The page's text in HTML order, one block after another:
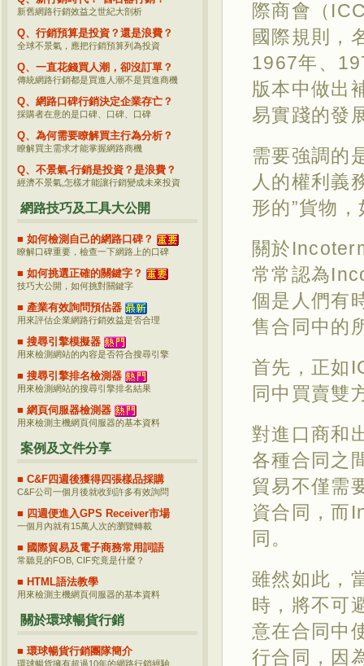
際商會（
國際規則，
1967年、
版本中做出
易實踐的發
需要強調的
人的權利義
形的”貨物
關於
常常認為
個是人們有
售合同中的
首先，正如
同中買賣雙
對進口商和
各種合同之
貿易不僅需
資合同，而
同。
雖然如此，
時，將不可
意在合同中
行合同，因
新舊網路行銷效益之世紀大剖析
Q、行銷預算是投資？還是浪費？
全球不景氣，應把行銷預算列為投資
Q、一直花錢買人潮，卻沒訂單？
傳統網路行銷都是買進人潮不是買進商機
Q、網路口碑行銷決定企業存亡？
採購者在意的是口碑、口碑、口碑
Q、為何需要瞭解買主行為分析？
瞭解買主需求才能掌握網路商機
Q、不景氣-行銷是投資？是浪費？
經濟不景氣,怎樣才能讓行銷變成未來投資
網路技巧及工具大公開
■ 如何檢測自己的網路口碑？
瞭解口碑重要，檢查一下網路上的口碑
■ 如何挑選正確的關鍵字？
技巧大公開，如何挑對關鍵字
■ 產業有效詢問預估器
用來評估企業網路行銷效益是否合理
■ 搜尋引擎模擬器
用來檢測網站的內容是否符合搜尋引擎
■ 搜尋引擎排名檢測器
用來檢測網站的搜尋引擎排名結果
■ 網頁伺服器檢測器
用來檢測主機網頁伺服器的基本資料
案例及文件分享
■ C&F四週後獲得四張樣品採購
C&F公司一個月後就收到許多有效詢問
■ 四週便進入GPS Receiver市場
一個月內就有15萬人次的瀏覽轉載
■ 國際貿易及電子商務常用詞語
常聽見的FOB, CIF究竟是什麼？
■ HTML語法教學
用來檢測主機網頁伺服器的基本資料
關於環球暢貨行銷
■ 環球暢貨行銷團隊簡介
環球暢貨擁有超過10年的網路行銷經驗